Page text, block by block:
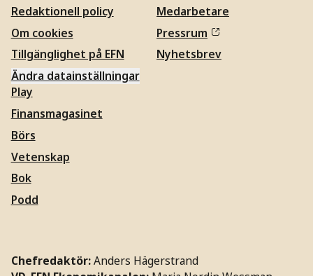
Redaktionell policy
Om cookies
Tillgänglighet på EFN
Ändra datainställningar
Medarbetare
Pressrum
Nyhetsbrev
Play
Finansmagasinet
Börs
Vetenskap
Bok
Podd
Chefredaktör:Anders Hägerstrand